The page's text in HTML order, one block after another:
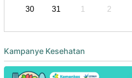
30 31 1 2
Kampanye Kesehatan